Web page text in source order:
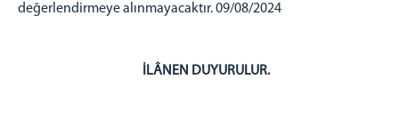
değerlendirmeye alınmayacaktır. 09/08/2024
İLÂNEN DUYURULUR.